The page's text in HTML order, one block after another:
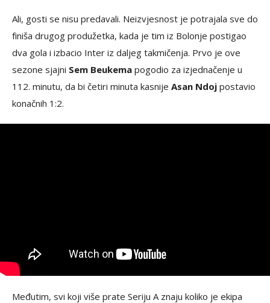
Ali, gosti se nisu predavali. Neizvjesnost je potrajala sve do
finiša drugog produžetka, kada je tim iz Bolonje postigao
dva gola i izbacio Inter iz daljeg takmičenja. Prvo je ove
sezone sjajni Sem Beukema pogodio za izjednačenje u
112. minutu, da bi četiri minuta kasnije Asan Ndoj postavio
konačnih 1:2.
Međutim, svi koji više prate Seriju A znaju koliko je ekipa